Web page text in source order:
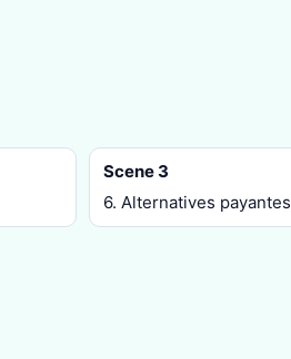
Scene 3
6. Alternatives payantes